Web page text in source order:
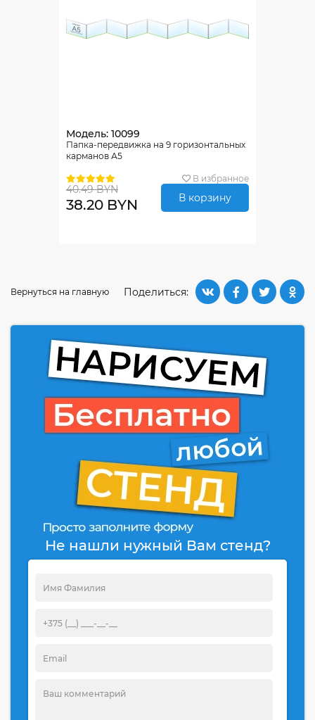
Модель: 10099
Папка-передвижка на 9 горизонтальных
карманов А5
В избранное
40.49 BYN
38.20 BYN В корзину
Поделиться:
Вернуться на главную
Не нашли нужный Вам стенд?